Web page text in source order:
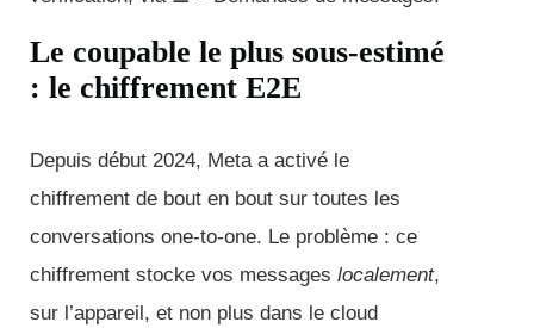
Le coupable le plus sous-estimé
: le chiffrement E2E
Depuis début 2024, Meta a activé le
chiffrement de bout en bout sur toutes les
conversations one-to-one. Le problème : ce
chiffrement stocke vos messages localement,
sur l’appareil, et non plus dans le cloud